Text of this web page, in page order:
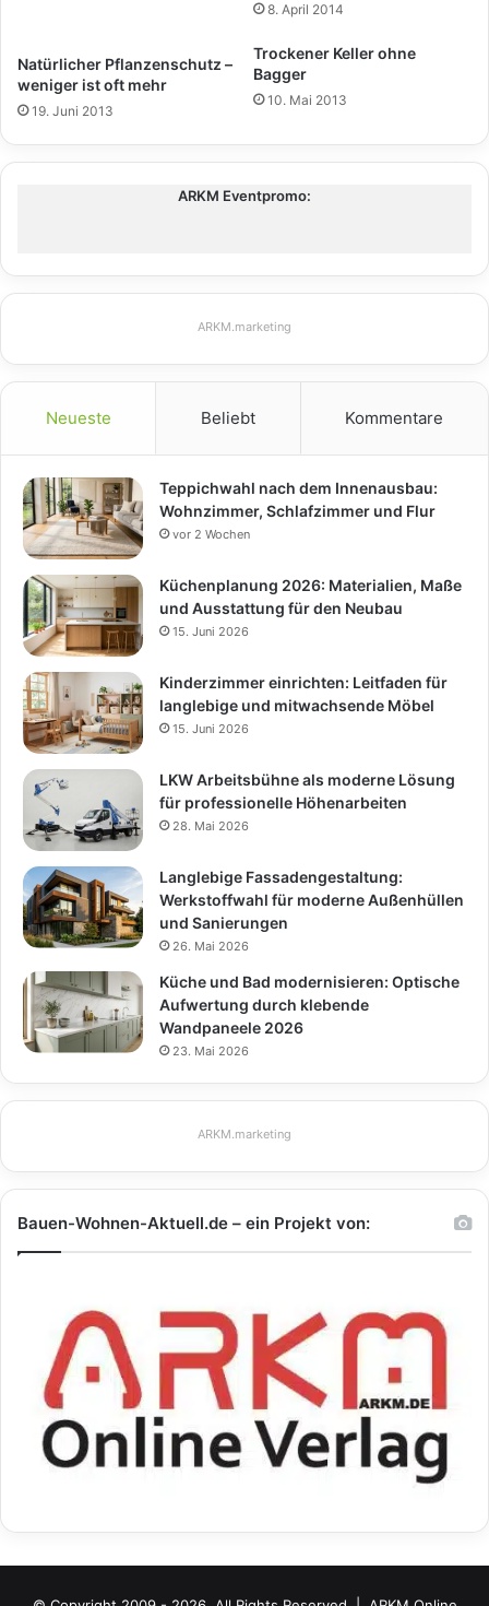
8. April 2014
Natürlicher Pflanzenschutz –
weniger ist oft mehr
19. Juni 2013
Trockener Keller ohne
Bagger
10. Mai 2013
ARKM Eventpromo:
ARKM.marketing
Neueste Beliebt Kommentare
Teppichwahl nach dem Innenausbau:
Wohnzimmer, Schlafzimmer und Flur
vor 2 Wochen
Küchenplanung 2026: Materialien, Maße
und Ausstattung für den Neubau
15. Juni 2026
Kinderzimmer einrichten: Leitfaden für
langlebige und mitwachsende Möbel
15. Juni 2026
LKW Arbeitsbühne als moderne Lösung
für professionelle Höhenarbeiten
28. Mai 2026
Langlebige Fassadengestaltung:
Werkstoffwahl für moderne Außenhüllen
und Sanierungen
26. Mai 2026
Küche und Bad modernisieren: Optische
Aufwertung durch klebende
Wandpaneele 2026
23. Mai 2026
ARKM.marketing
Bauen-Wohnen-Aktuell.de – ein Projekt von: